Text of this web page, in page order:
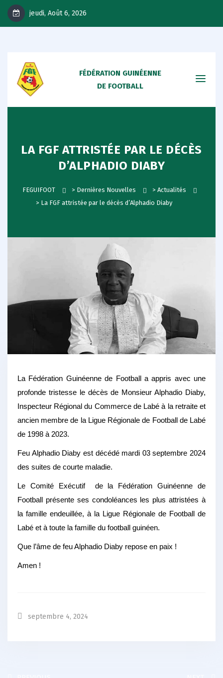
jeudi, Août 6, 2026
FÉDÉRATION GUINÉENNE
DE FOOTBALL
LA FGF ATTRISTÉE PAR LE DÉCÈS
D’ALPHADIO DIABY
FEGUIFOOT > Dernières Nouvelles > Actualités
> La FGF attristée par le décès d’Alphadio Diaby
La Fédération Guinéenne de Football a appris avec une
profonde tristesse le décès de Monsieur Alphadio Diaby,
Inspecteur Régional du Commerce de Labé à la retraite et
ancien membre de la Ligue Régionale de Football de Labé
de 1998 à 2023.
Feu Alphadio Diaby est décédé mardi 03 septembre 2024
des suites de courte maladie.
Le Comité Exécutif de la Fédération Guinéenne de
Football présente ses condoléances les plus attristées à
la famille endeuillée, à la Ligue Régionale de Football de
Labé et à toute la famille du football guinéen.
Que l’âme de feu Alphadio Diaby repose en paix !
Amen !
septembre 4, 2024